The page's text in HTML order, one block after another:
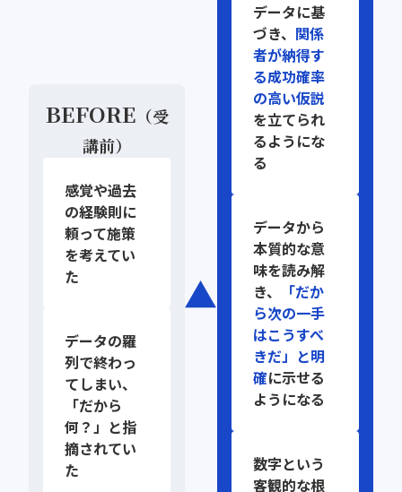
BEFORE （受
講前）
感覚や過去
の経験則に
頼って施策
を考えてい
た
データの羅
列で終わっ
てしまい、
「だから
何？」と指
摘されてい
た
データに基
づき、 関係
者が納得す
る成功確率
の高い仮説
を立てられ
るようにな
る
データから
本質的な意
味を読み解
き、
「だか
ら次の一手
はこうすべ
きだ」と明
確に示せる
ようになる
数字という
客観的な根